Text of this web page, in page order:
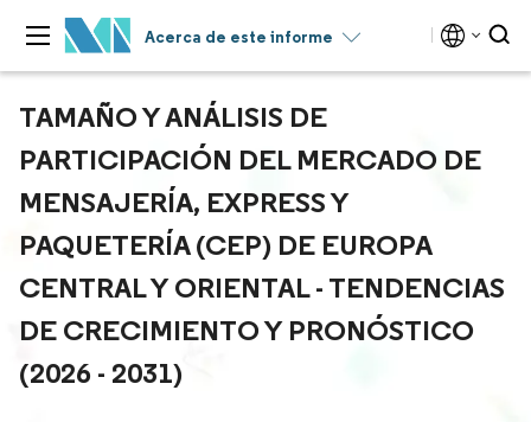
Acerca de este informe
TAMAÑO Y ANÁLISIS DE
PARTICIPACIÓN DEL MERCADO DE
MENSAJERÍA, EXPRESS Y
PAQUETERÍA (CEP) DE EUROPA
CENTRAL Y ORIENTAL - TENDENCIAS
DE CRECIMIENTO Y PRONÓSTICO
(2026 - 2031)